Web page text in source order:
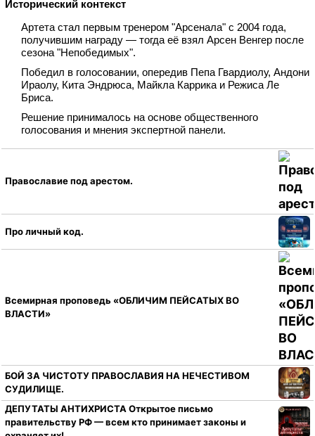
Исторический контекст
Артета стал первым тренером "Арсенала" с 2004 года,
получившим награду — тогда её взял Арсен Венгер после
сезона "Непобедимых".
Победил в голосовании, опередив Пепа Гвардиолу, Андони
Ираолу, Кита Эндрюса, Майкла Каррика и Режиса Ле
Бриса.
Решение принималось на основе общественного
голосования и мнения экспертной панели.
Православие под арестом.
Про личный код.
Всемирная проповедь «ОБЛИЧИМ ПЕЙСАТЫХ ВО
ВЛАСТИ»
БОЙ ЗА ЧИСТОТУ ПРАВОСЛАВИЯ НА НЕЧЕСТИВОМ
СУДИЛИЩЕ.
ДЕПУТАТЫ АНТИХРИСТА Открытое письмо
правительству РФ — всем кто принимает законы и